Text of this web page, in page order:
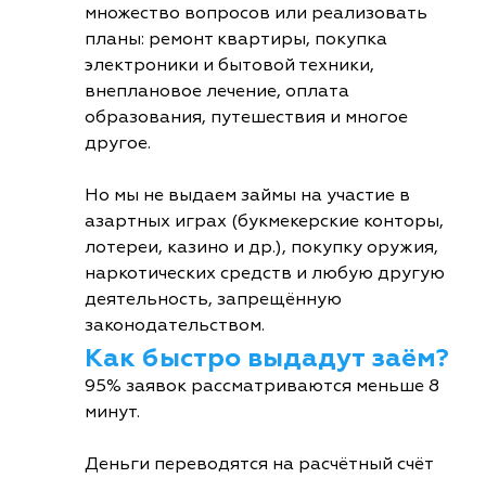
множество вопросов или реализовать
планы: ремонт квартиры, покупка
электроники и бытовой техники,
внеплановое лечение, оплата
образования, путешествия и многое
другое.
Но мы не выдаем займы на участие в
азартных играх (букмекерские конторы,
лотереи, казино и др.), покупку оружия,
наркотических средств и любую другую
деятельность, запрещённую
законодательством.
Как быстро выдадут заём?
95% заявок рассматриваются меньше 8
минут.
Деньги переводятся на расчётный счёт